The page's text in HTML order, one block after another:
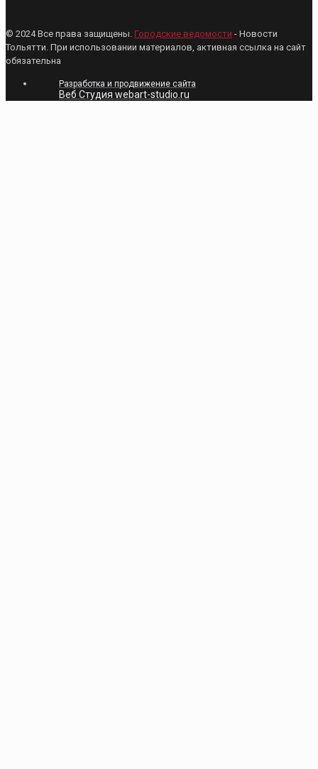
© 2024 Все права защищены. Городские ведомости - Новости
Тольятти. При использовании материалов, активная ссылка на сайт
обязательна
Разработка и продвижение сайта
Веб Студия webart-studio.ru